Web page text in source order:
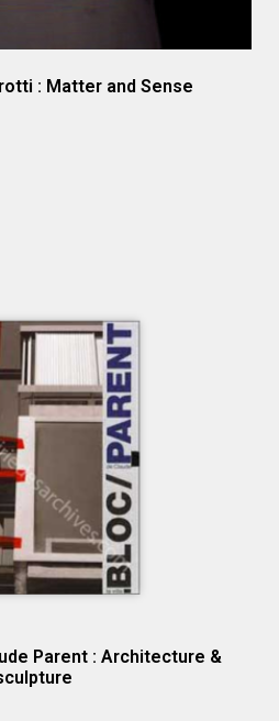
: Matter and Sense
Parent : Architecture &